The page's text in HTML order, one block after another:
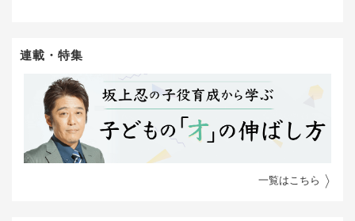
連載・特集
一覧はこちら